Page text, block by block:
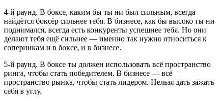
4-й раунд. В боксе, каким бы ты ни был сильным, всегда
найдётся боксёр сильнее тебя. В бизнесе, как бы высоко ты ни
поднимался, всегда есть конкуренты успешнее тебя. Но они
делают тебя ещё сильнее — именно так нужно относиться к
соперникам и в боксе, и в бизнесе.
5-й раунд. В боксе ты должен использовать всё пространство
ринга, чтобы стать победителем. В бизнесе — всё
пространство рынка, чтобы стать лидером. Нельзя дать зажать
себя в углу.